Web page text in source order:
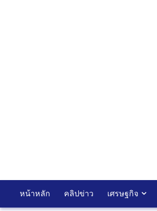
หน้าหลัก คลิปข่าว เศรษฐกิจ